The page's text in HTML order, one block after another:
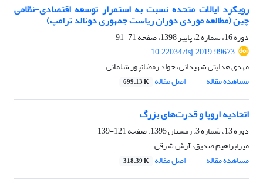
رویکرد ایالات متحده نسبت به استمرار توسعه اقتصادی-نظامی
چین (مطالعه موردی دوران ریاست جمهوری دونالد ترامپ)
دوره 16، شماره 2، پاییز 1398، صفحه
71-91
10.22034/isj.2019.99673
مهدی هدایتی شهیدانی، جواد رمضانپور شلمانی
مشاهده مقاله
اصل مقاله 699.13 K
اتحادیه اروپا و قدرت‌های بزرگ
دوره 13، شماره 3، زمستان 1395، صفحه
121-139
میرابراهیم صدیق، آرش شرقی
مشاهده مقاله
اصل مقاله 318.39 K